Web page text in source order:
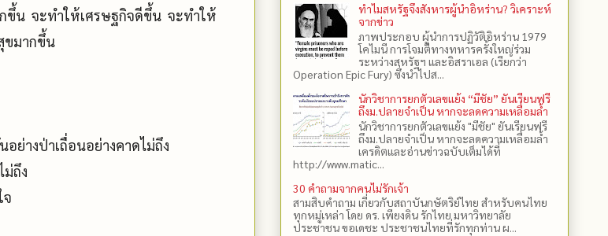
น จะทำให้เศรษฐกิจดีขึ้น จะทำให้
ขมากขึ้น
ย่างป่าเถื่อนอย่างคาดไม่ถึง
ถึง
ทำไมสหรัฐจึงสังหารผู้นำอิหร่าน? วิเคราะห์
จากข่าว
ภาพประกอบ ผู้นำการปฏิวัติอิหร่าน 1979
โคไมนี การโจมตีทางทหารครั้งใหญ่ร่วม
ระหว่างสหรัฐฯ และอิสราเอล (เรียกว่า
Operation Epic Fury) ซึ่งนำไปส...
นักวิชาการยกตัวเลขแย้ง “มีชัย” ยันเรียนฟรี
ถึงม.ปลายจำเป็น หากจะลดความเหลื่อมล้ำ
นักวิชาการยกตัวเลขแย้ง "มีชัย" ยันเรียนฟรี
ถึงม.ปลายจำเป็น หากจะลดความเหลื่อมล้ำ
เครดิตและอ่านข่าวฉบับเต็มได้ที่
http://www.matic...
30 คำถามจากคนไม่รักเจ้า
สามสิบคำถาม เกี่ยวกับสถาบันกษัตริย์ไทย สำหรับคนไทย
ทุกหมู่เหล่า โดย ดร.​ เพียงดิน รักไทย มหาวิทยาลัย
ประชาชน ขอเดชะ ประชาชนไทยที่รักทุกท่าน ผ...